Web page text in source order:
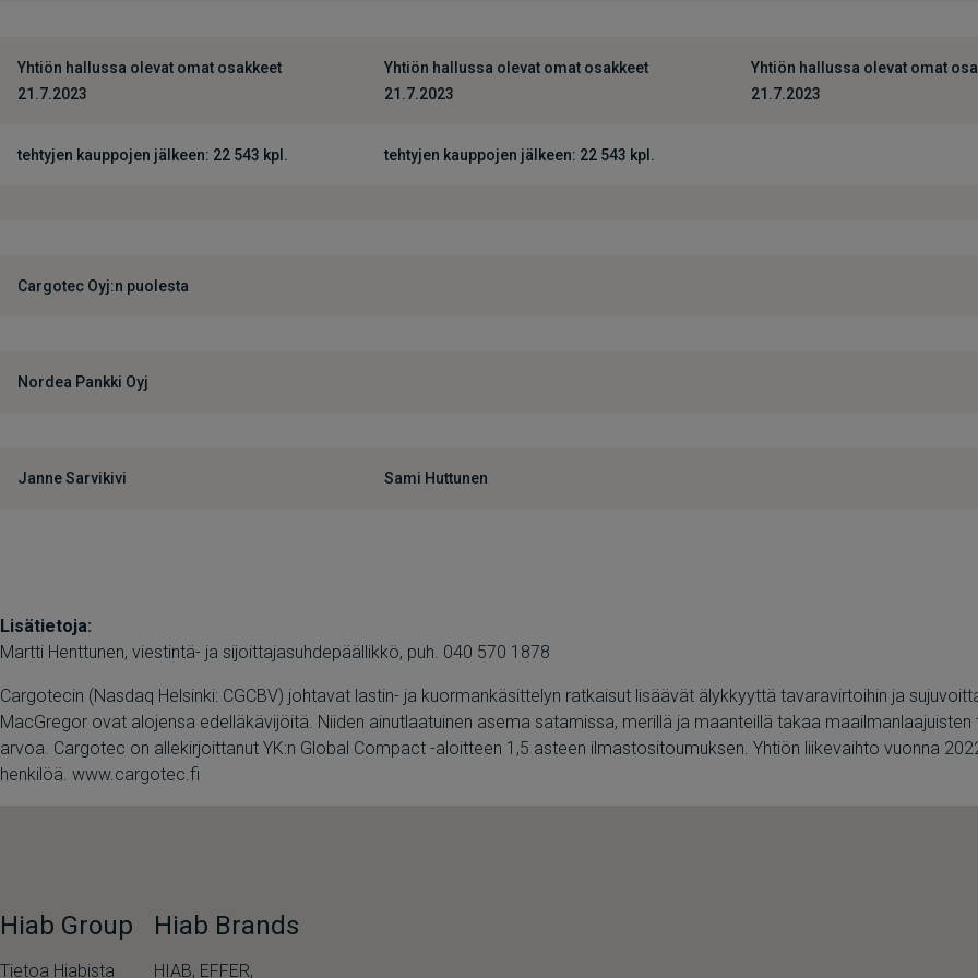
Yhtiön hallussa olevat omat osakkeet
21.7.2023
Yhtiön hallussa olevat omat osakkeet
21.7.2023
Yhtiön hallussa olevat omat
21.7.2023
tehtyjen kauppojen jälkeen: 22 543 kpl. tehtyjen kauppojen jälkeen: 22 543 kpl.
Cargotec Oyj:n puolesta
Nordea Pankki Oyj
Janne Sarvikivi Sami Huttunen
Lisätietoja:
Martti Henttunen, viestintä- ja sijoittajasuhdepäällikkö, puh. 040 570 1878
Cargotecin (Nasdaq Helsinki: CGCBV) johtavat lastin- ja kuormankäsittelyn ratkaisut lisäävät älykkyyttä tavaravirtoihin ja
MacGregor ovat alojensa edelläkävijöitä. Niiden ainutlaatuinen asema satamissa, merillä ja maanteillä takaa
arvoa. Cargotec on allekirjoittanut YK:n Global Compact -aloitteen 1,5 asteen ilmastositoumuksen. Yhtiön liikevaihto vuonna
henkilöä. www.cargotec.fi
Hiab Group
Tietoa Hiabista
Hiab Brands
HIAB, EFFER,